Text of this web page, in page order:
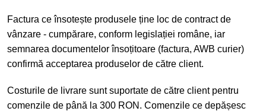
Factura ce însotește produsele ține loc de contract de
vânzare - cumpărare, conform legislației române, iar
semnarea documentelor însoțitoare (factura, AWB curier)
confirmă acceptarea produselor de către client.
Costurile de livrare sunt suportate de către client pentru
comenzile de până la 300 RON. Comenzile ce depășesc